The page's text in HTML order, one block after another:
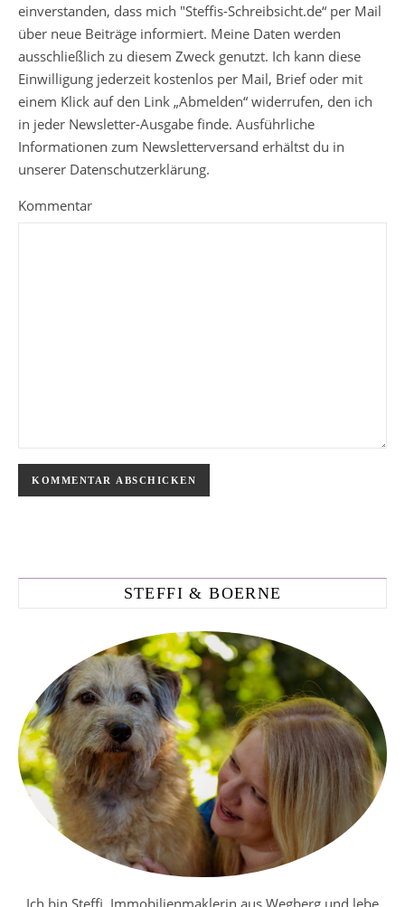
einverstanden, dass mich "Steffis-Schreibsicht.de“ per Mail
über neue Beiträge informiert. Meine Daten werden
ausschließlich zu diesem Zweck genutzt. Ich kann diese
Einwilligung jederzeit kostenlos per Mail, Brief oder mit
einem Klick auf den Link „Abmelden“ widerrufen, den ich
in jeder Newsletter-Ausgabe finde. Ausführliche
Informationen zum Newsletterversand erhältst du in
unserer Datenschutzerklärung.
Kommentar
STEFFI & BOERNE
Ich bin Steffi, Immobilienmaklerin aus Wegberg und lebe